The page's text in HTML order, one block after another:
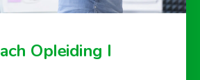
Opleiding I